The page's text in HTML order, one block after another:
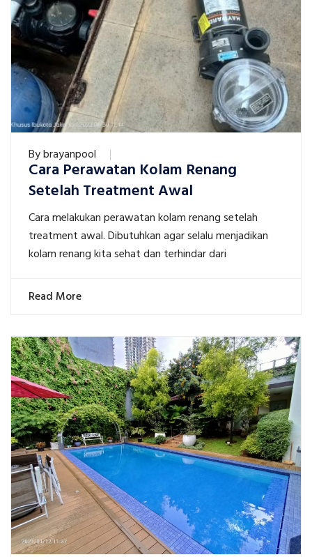
Bybrayanpool
Cara Perawatan Kolam Renang
Setelah Treatment Awal
Cara melakukan perawatan kolam renang setelah
treatment awal. Dibutuhkan agar selalu menjadikan
kolam renang kita sehat dan terhindar dari
Read More